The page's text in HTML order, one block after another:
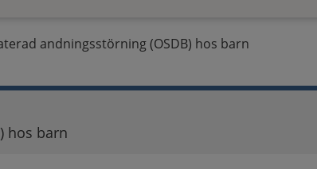
andningsstörning (OSDB) hos barn
hos barn